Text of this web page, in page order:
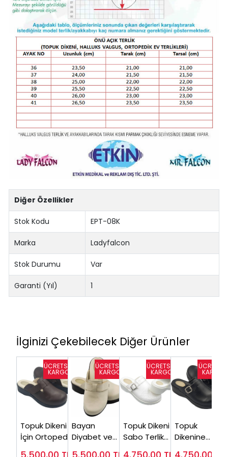
Diğer Özellikler
Stok Kodu EPT-08K
Marka Ladyfalcon
Stok Durumu Var
Garanti (Yıl) 1
İlginizi Çekebilecek Diğer Ürünler
Topuk Dikeni
İçin Ortopedik
Bayan
Diyabet ve
Topuk Dikeni
Sabo Terlik
Topuk
Dikenine